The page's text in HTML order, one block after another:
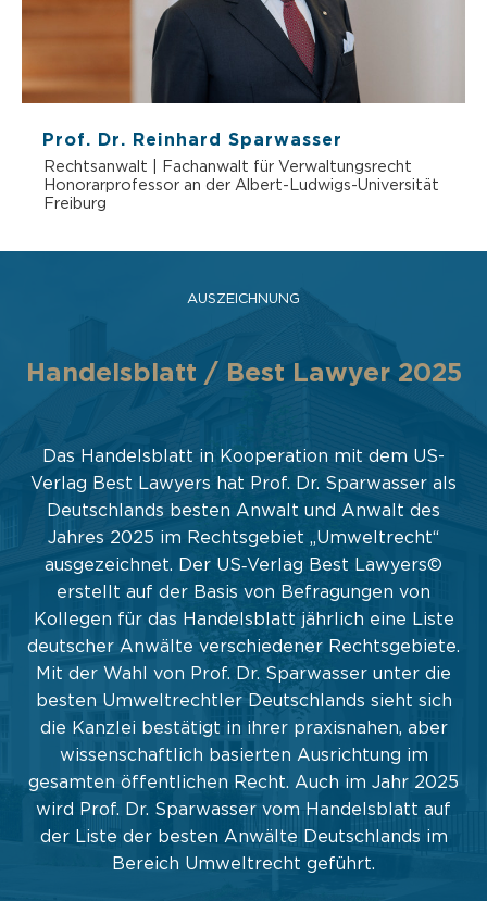
Thibault Frogier de Ponlevoy
Rechtsanwalt
AUSZEICHNUNG
Handelsblatt / Best Lawyer 2025
Das Handelsblatt in Kooperation mit dem US-
Verlag Best Lawyers hat Prof. Dr. Sparwasser als
Deutschlands besten Anwalt und Anwalt des
Jahres 2025 im Rechtsgebiet „Umweltrecht“
ausgezeichnet. Der US‐Verlag Best Lawyers©
erstellt auf der Basis von Befragungen von
Kollegen für das Handelsblatt jährlich eine Liste
deutscher Anwälte verschiedener Rechtsgebiete.
Mit der Wahl von Prof. Dr. Sparwasser unter die
besten Umweltrechtler Deutschlands sieht sich
die Kanzlei bestätigt in ihrer praxisnahen, aber
wissenschaftlich basierten Ausrichtung im
gesamten öffentlichen Recht. Auch im Jahr 2025
wird Prof. Dr. Sparwasser vom Handelsblatt auf
der Liste der besten Anwälte Deutschlands im
Bereich Umweltrecht geführt.